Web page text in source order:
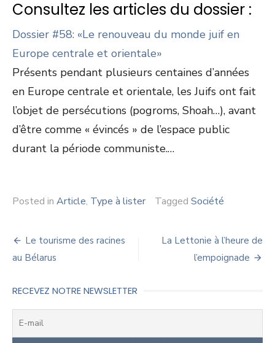
Consultez les articles du dossier :
Dossier #58: «Le renouveau du monde juif en
Europe centrale et orientale»
Présents pendant plusieurs centaines d’années
en Europe centrale et orientale, les Juifs ont fait
l’objet de persécutions (pogroms, Shoah…), avant
d’être comme « évincés » de l’espace public
durant la période communiste.…
Posted in Article, Type à lister Tagged Société
Navigation
de
l’article
Le tourisme des racines
au Bélarus
La Lettonie à l’heure de
l’empoignade
RECEVEZ NOTRE NEWSLETTER